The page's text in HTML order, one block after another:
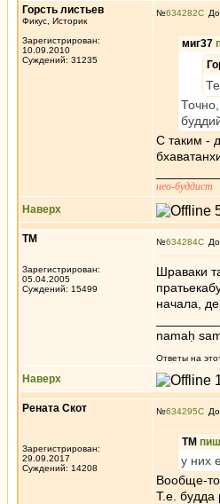
Горсть листьев
Фикус, Историк
Зарегистрирован:
10.09.2010
Суждений: 31235
№634282
миг37
С таким -
нео-буддист
Наверх
ТМ
Зарегистрирован:
05.04.2005
Суждений: 15499
№634284
Шраваки
начала,
namaḥ
Ответы на
Наверх
Рената Скот
Зарегистрирован:
29.09.2017
Суждений: 14208
№634295
ТМ
у них
Вообще-то
Т.е. будда